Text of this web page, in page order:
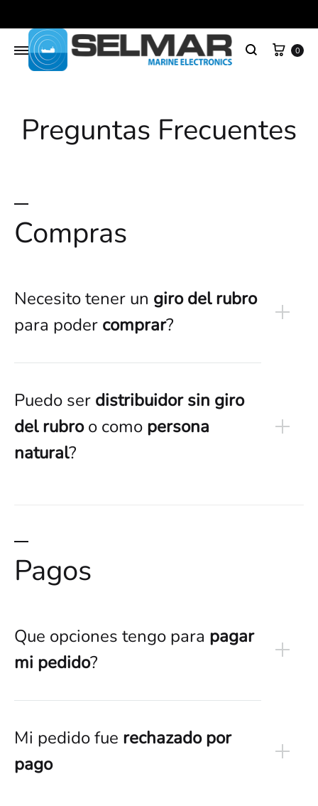
0
Preguntas Frecuentes
Compras
Necesito tener un giro del rubro
para poder comprar?
Puedo ser distribuidor sin giro
del rubroo como persona
natural?
Pagos
Que opciones tengo para pagar
mi pedido?
Mi pedido fue rechazado por
pago